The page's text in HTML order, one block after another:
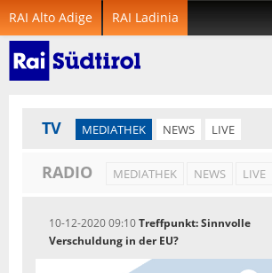
RAI Alto Adige RAI Ladinia
TV MEDIATHEK NEWS LIVE
RADIO MEDIATHEK NEWS LIVE
10-12-2020 09:10Treffpunkt: Sinnvolle
Verschuldung in der EU?